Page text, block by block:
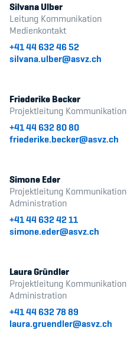
Silvana Ulber
Leitung Kommunikation
Medienkontakt
+41 44 632 46 52
silvana.ulber@asvz.ch
Friederike Becker
Projektleitung Kommunikation
+41 44 632 80 80
friederike.becker@asvz.ch
Simone Eder
Projektleitung Kommunikation
Administration
+41 44 632 42 11
simone.eder@asvz.ch
Laura Gründler
Projektleitung Kommunikation
Administration
+41 44 632 78 89
laura.gruendler@asvz.ch